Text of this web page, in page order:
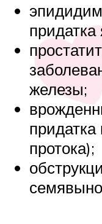
придатка
железы;
протока);